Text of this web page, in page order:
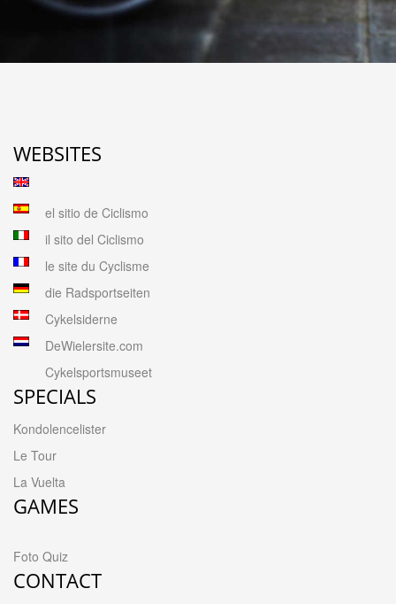
WEBSITES
el sitio de Ciclismo
il sito del Ciclismo
le site du Cyclisme
die Radsportseiten
Cykelsiderne
DeWielersite.com
Cykelsportsmuseet
SPECIALS
Kondolencelister
Le Tour
La Vuelta
GAMES
Foto Quiz
CONTACT